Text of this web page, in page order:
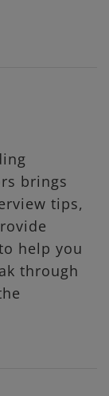
brings
tips,
help you
through